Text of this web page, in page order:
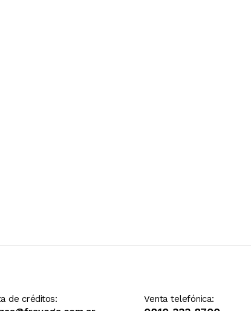
de créditos: Venta telefónica: